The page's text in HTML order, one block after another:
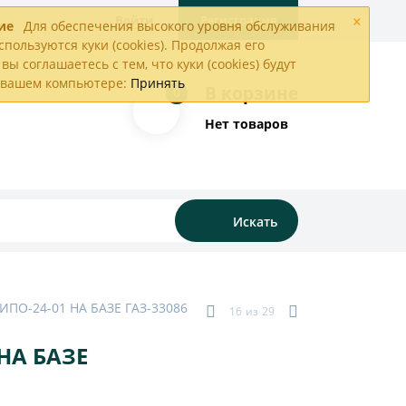
×
Для обеспечения высокого уровня обслуживания
куки (cookies). Продолжая его
соглашаетесь с тем, что куки (cookies) будут
вашем компьютере: Принять
Войти Регистрация
0
Нет товаров
Искать
24-01 НА БАЗЕ ГАЗ-33086 16 из 29
БАЗЕ